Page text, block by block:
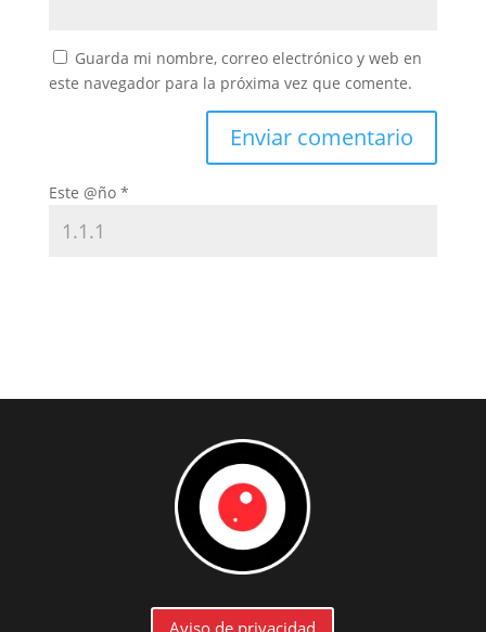
Guarda mi nombre, correo electrónico y web en
este navegador para la próxima vez que comente.
Este @ño *
Aviso de privacidad